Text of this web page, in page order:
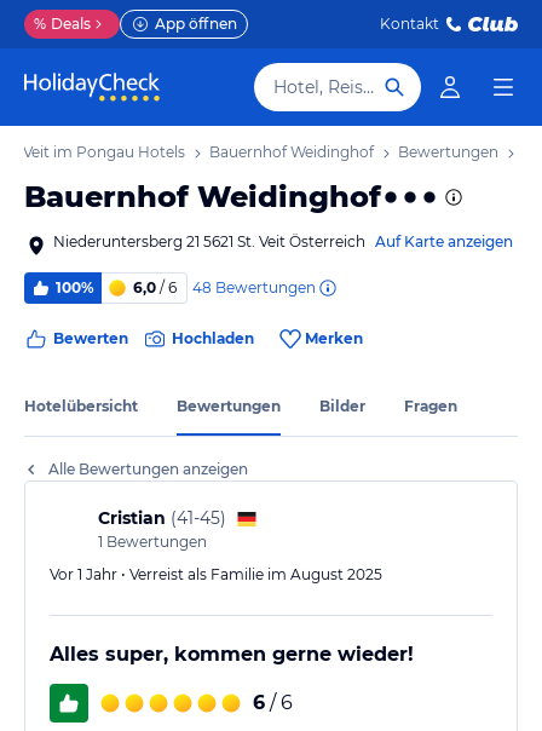
% Deals App öffnen Kontakt
Hotel, Reiseziel
St. Veit im Pongau Hotels Bauernhof Weidinghof Bewertungen
Bauernhof Weidinghof
Niederuntersberg 21 5621 St. Veit Österreich Auf Karte anzeigen
100% 6,0 / 6 48 Bewertungen
Bewerten Hochladen Merken
Hotelübersicht Bewertungen Bilder Fragen
Alle Bewertungen anzeigen
Cristian (41-45)
1 Bewertungen
Vor 1 Jahr • Verreist als Familie im August 2025
Alles super, kommen gerne wieder!
6 / 6